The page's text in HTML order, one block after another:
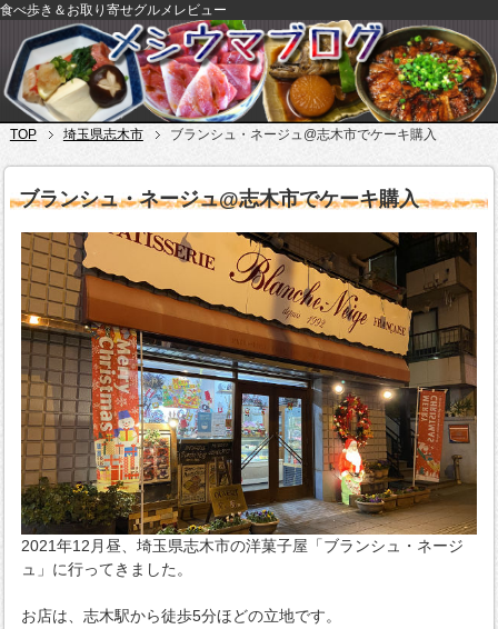
食べ歩き＆お取り寄せグルメレビュー
TOP 埼玉県志木市 ブランシュ・ネージュ@志木市でケーキ購入
ブランシュ・ネージュ@志木市でケーキ購入
2021年12月昼、埼玉県志木市の洋菓子屋「ブランシュ・ネージ
ュ」に行ってきました。
お店は、志木駅から徒歩5分ほどの立地です。